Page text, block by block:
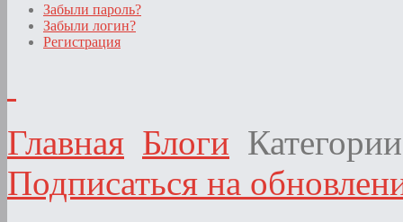
Забыли пароль?
Забыли логин?
Регистрация
Главная Блоги Категории
Подписаться на